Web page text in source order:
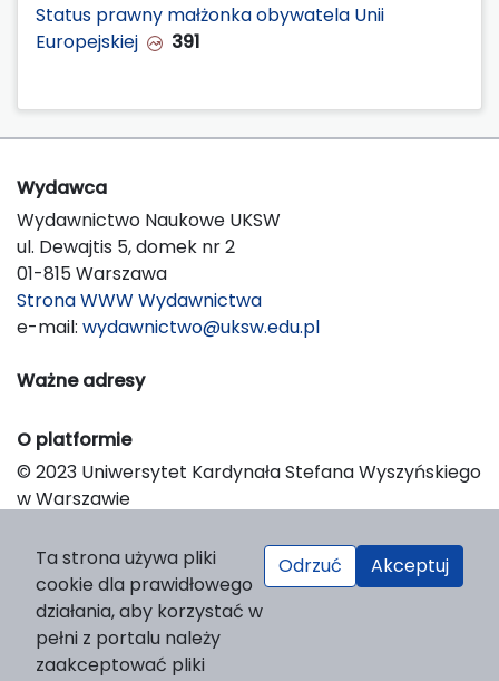
Status prawny małżonka obywatela Unii
Europejskiej
391
Wydawca
Wydawnictwo Naukowe UKSW
ul. Dewajtis 5, domek nr 2
01-815 Warszawa
Strona WWW Wydawnictwa
e-mail: wydawnictwo@uksw.edu.pl
Ważne adresy
O platformie
© 2023 Uniwersytet Kardynała Stefana Wyszyńskiego
w Warszawie
Platform & Workflow by OJS/PKP
Ta strona używa pliki
cookie dla prawidłowego
działania, aby korzystać w
pełni z portalu należy
zaakceptować pliki
Odrzuć Akceptuj